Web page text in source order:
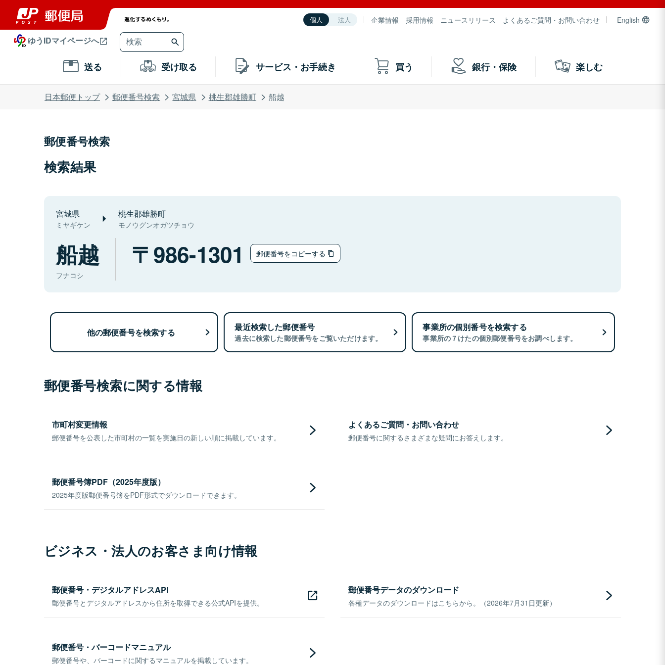
個人 法人 企業情報 採用情報 ニュースリリース よくあるご質問・お問い合わせ English
ゆうIDマイページへ
送る 受け取る サービス・お手続き 買う 銀行・保険 楽しむ
日本郵便トップ 郵便番号検索 宮城県 桃生郡雄勝町 船越
郵便番号検索
検索結果
宮城県
ミヤギケン
桃生郡雄勝町
モノウグンオガツチョウ
船越
フナコシ
986-1301 郵便番号をコピーする
他の郵便番号を検索する 最近検索した郵便番号
過去に検索した郵便番号をご覧いただけます。
事業所の個別番号を検索する
事業所の７けたの個別郵便番号をお調べします。
郵便番号検索に関する情報
市町村変更情報
郵便番号を公表した市町村の一覧を実施日の新しい順に掲載しています。
よくあるご質問・お問い合わせ
郵便番号に関するさまざまな疑問にお答えします。
郵便番号簿PDF（2025年度版）
2025年度版郵便番号簿をPDF形式でダウンロードできます。
ビジネス・法人のお客さま向け情報
郵便番号・デジタルアドレスAPI
郵便番号とデジタルアドレスから住所を取得できる公式APIを提供。
郵便番号データのダウンロード
各種データのダウンロードはこちらから。（2026年7月31日更新）
郵便番号・バーコードマニュアル
郵便番号や、バーコードに関するマニュアルを掲載しています。